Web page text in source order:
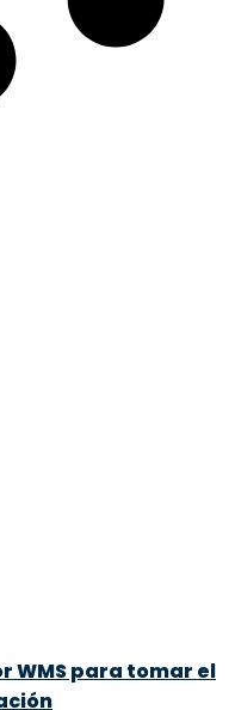
WMS para tomar el